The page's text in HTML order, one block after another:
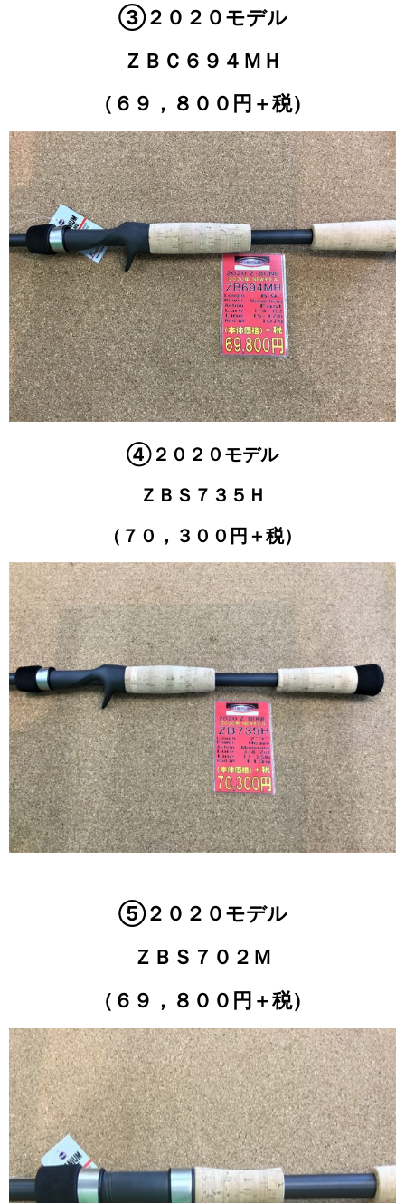
③２０２０モデル
ＺＢＣ６９４ＭＨ
（６９，８００円＋税）
④２０２０モデル
ＺＢＳ７３５Ｈ
（７０，３００円＋税）
⑤２０２０モデル
ＺＢＳ７０２Ｍ
（６９，８００円＋税）